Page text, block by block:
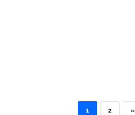
1 2 »